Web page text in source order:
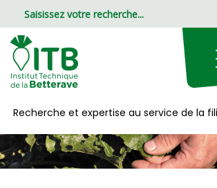
Recherche et expertise au service de la
Panneau de gestion des cookies